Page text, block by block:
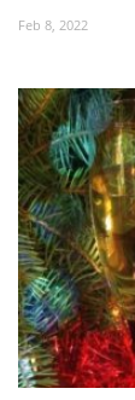
Feb 8, 2022